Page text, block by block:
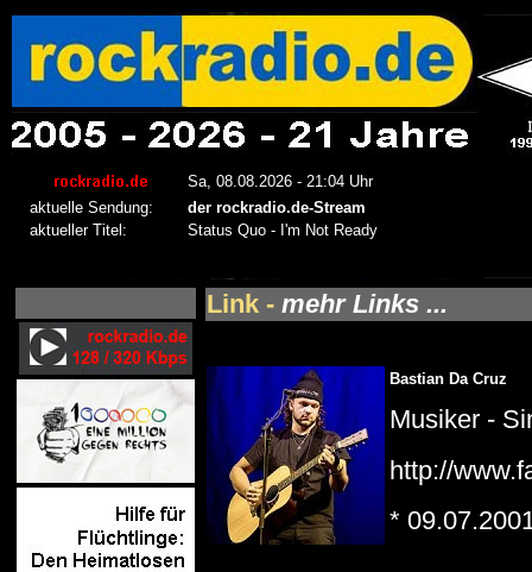
Link - mehr Links ...
Bastian Da Cruz
Musiker -
http://
*